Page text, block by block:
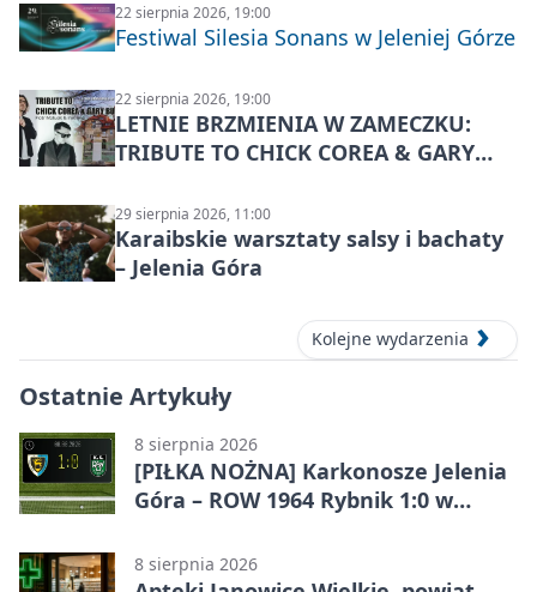
22 sierpnia 2026, 19:00
Festiwal Silesia Sonans w Jeleniej Górze
22 sierpnia 2026, 19:00
LETNIE BRZMIENIA W ZAMECZKU:
TRIBUTE TO CHICK COREA & GARY
29 sierpnia 2026, 11:00
Karaibskie warsztaty salsy i bachaty
– Jelenia Góra
Kolejne wydarzenia
Ostatnie Artykuły
8 sierpnia 2026
[PIŁKA NOŻNA] Karkonosze Jelenia
Góra – ROW 1964 Rybnik 1:0 w
8 sierpnia 2026